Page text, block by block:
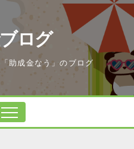
ログ
助成金なう」のブログ